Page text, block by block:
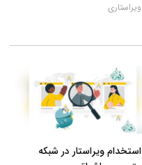
ویراستاری
استخدام ویراستار در شبکه